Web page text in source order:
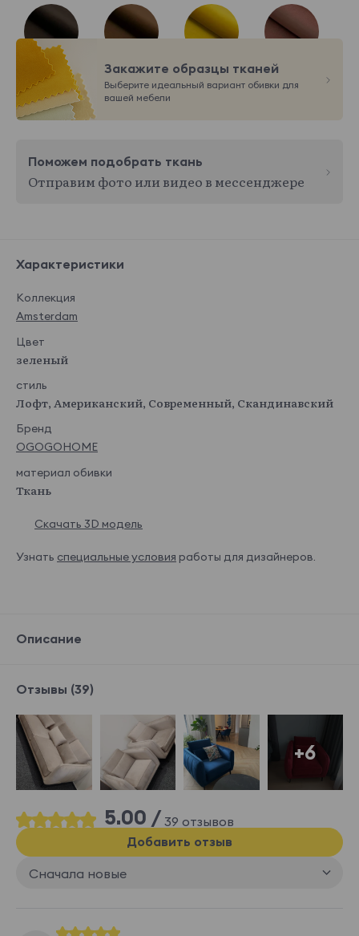
Foxy 31 Foxy 36 Foxy 42 Foxy 62
Показать еще
Italia
Italia 05
Показать еще
Betsy
Betsy 01
Betsy 05 Betsy 06
Martin
Martin 20 Martin 24 Martin Black
Takt
Takt aqua
Takt cappucci
no
Takt coffee Takt coral
Закажите образцы тканей
Выберите идеальный вариант обивки для
вашей мебели
Поможем подобрать ткань
Отправим фото или видео в мессенджере
Характеристики
Коллекция
Amsterdam
Цвет
зеленый
стиль
Лофт, Американский, Современный, Скандинавский
Бренд
OGOGOHOME
материал обивки
Ткань
Скачать 3D модель
Узнать специальные условия работы для дизайнеров.
Описание
Отзывы (39)
+6
5.00 / 39 отзывов
Сначала новые
Добавить отзыв